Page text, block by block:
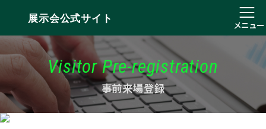
展示会公式サイト
メニュー
Visitor Pre-registration
事前来場登録